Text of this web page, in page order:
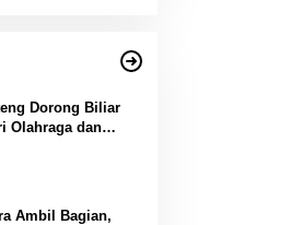
Dorong Biliar
Olahraga dan
Ambil Bagian,